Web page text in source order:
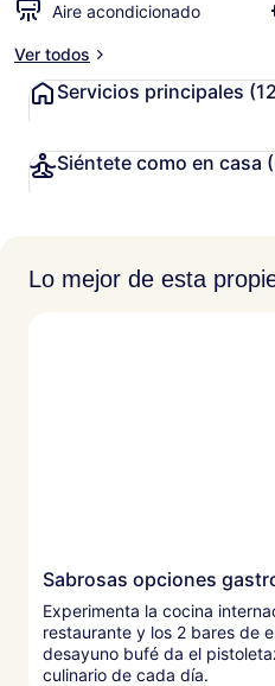
Aire acondicionado
Ver todos
Servicios principales
Siéntete como en casa
Lo mejor de esta
Sabrosas opciones
Experimenta la cocina
restaurante y los 2 bares de
desayuno bufé da el
culinario de cada día.